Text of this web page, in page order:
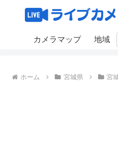
カメラマップ 地域
ホーム 宮城県 宮